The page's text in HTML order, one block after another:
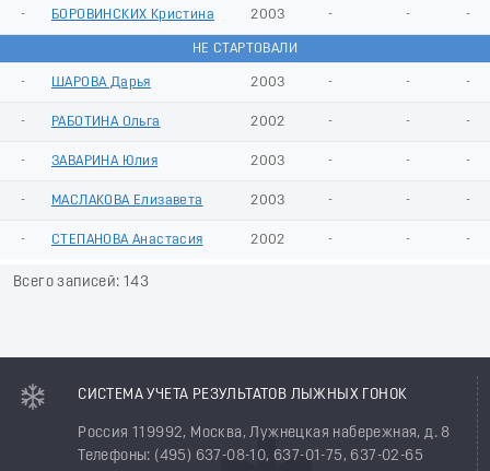
- БОРОВИНСКИХ Кристина 2003 - - -
НЕ СТАРТОВАЛИ
- ШАРОВА Дарья 2003 - - -
- РАБОТИНА Ольга 2002 - - -
- ЗАВАРИНА Юлия 2003 - - -
- МАСЛАКОВА Елизавета 2003 - - -
- СТЕПАНОВА Анастасия 2002 - - -
Всего записей: 143
СИСТЕМА УЧЕТА РЕЗУЛЬТАТОВ ЛЫЖНЫХ ГОНОК
Россия 119992, Москва, Лужнецкая набережная, д. 8
Телефоны: (495) 637-08-10, 637-01-75, 637-02-65